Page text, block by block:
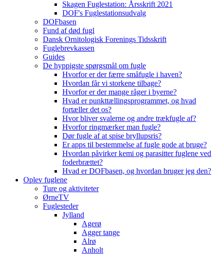
Skagen Fuglestation: Årsskrift 2021
DOF's Fuglestationsudvalg
DOFbasen
Fund af død fugl
Dansk Ornitologisk Forenings Tidsskrift
Fuglebrevkassen
Guides
De hyppigste spørgsmål om fugle
Hvorfor er der færre småfugle i haven?
Hvordan får vi storkene tilbage?
Hvorfor er der mange råger i byerne?
Hvad er punkttællingsprogrammet, og hvad
fortæller det os?
Hvor bliver svalerne og andre trækfugle af?
Hvorfor ringmærker man fugle?
Dør fugle af at spise bryllupsris?
Er apps til bestemmelse af fugle gode at bruge?
Hvordan påvirker kemi og parasitter fuglene ved
foderbrættet?
Hvad er DOFbasen, og hvordan bruger jeg den?
Oplev fuglene
Ture og aktiviteter
ØrneTV
Fuglesteder
Jylland
Agerø
Agger tange
Alrø
Anholt